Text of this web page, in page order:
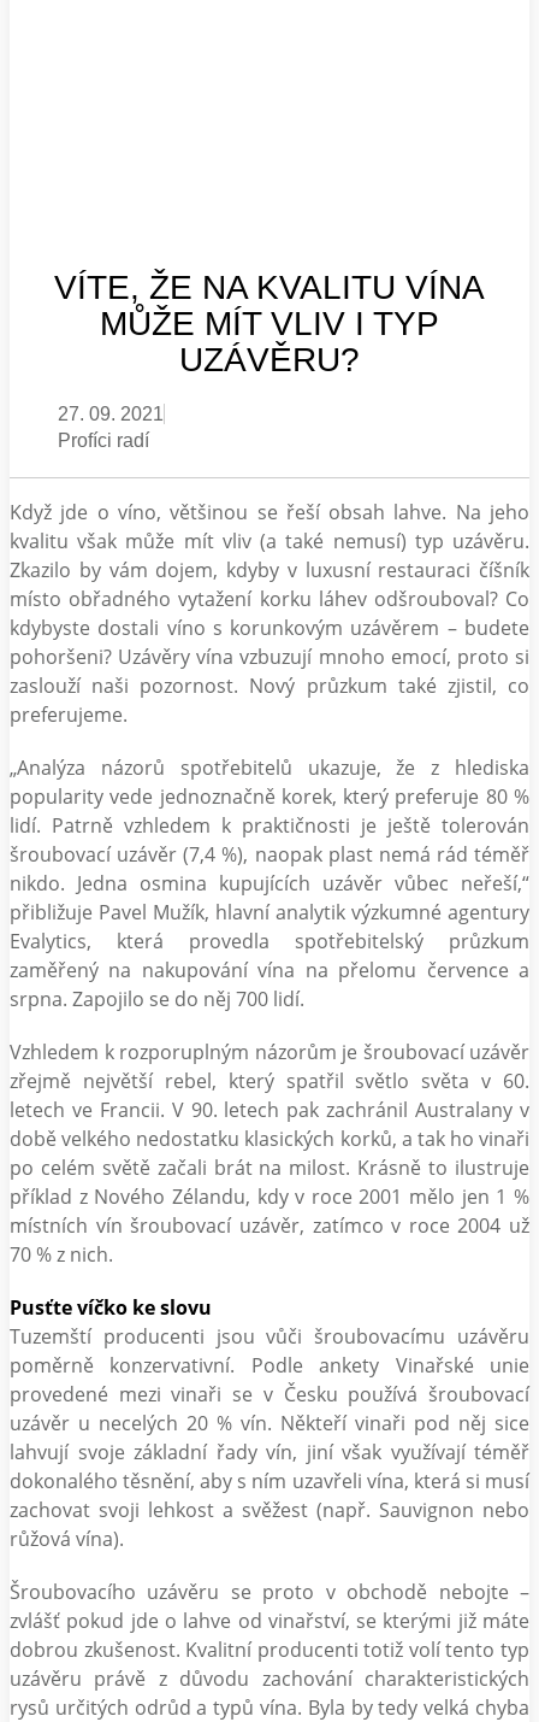
VÍTE, ŽE NA KVALITU VÍNA
MŮŽE MÍT VLIV I TYP
UZÁVĚRU?
27. 09. 2021
Profíci radí
Když jde o víno, většinou se řeší obsah lahve. Na jeho
kvalitu však může mít vliv (a také nemusí) typ uzávěru.
Zkazilo by vám dojem, kdyby v luxusní restauraci číšník
místo obřadného vytažení korku láhev odšrouboval? Co
kdybyste dostali víno s korunkovým uzávěrem – budete
pohoršeni? Uzávěry vína vzbuzují mnoho emocí, proto si
zaslouží naši pozornost. Nový průzkum také zjistil, co
preferujeme.
„Analýza názorů spotřebitelů ukazuje, že z hlediska
popularity vede jednoznačně korek, který preferuje 80 %
lidí. Patrně vzhledem k praktičnosti je ještě tolerován
šroubovací uzávěr (7,4 %), naopak plast nemá rád téměř
nikdo. Jedna osmina kupujících uzávěr vůbec neřeší,“
přibližuje Pavel Mužík, hlavní analytik výzkumné agentury
Evalytics, která provedla spotřebitelský průzkum
zaměřený na nakupování vína na přelomu července a
srpna. Zapojilo se do něj 700 lidí.
Vzhledem k rozporuplným názorům je šroubovací uzávěr
zřejmě největší rebel, který spatřil světlo světa v 60.
letech ve Francii. V 90. letech pak zachránil Australany v
době velkého nedostatku klasických korků, a tak ho vinaři
po celém světě začali brát na milost. Krásně to ilustruje
příklad z Nového Zélandu, kdy v roce 2001 mělo jen 1 %
místních vín šroubovací uzávěr, zatímco v roce 2004 už
70 % z nich.
Pusťte víčko ke slovu
Tuzemští producenti jsou vůči šroubovacímu uzávěru
poměrně konzervativní. Podle ankety Vinařské unie
provedené mezi vinaři se v Česku používá šroubovací
uzávěr u necelých 20 % vín. Někteří vinaři pod něj sice
lahvují svoje základní řady vín, jiní však využívají téměř
dokonalého těsnění, aby s ním uzavřeli vína, která si musí
zachovat svoji lehkost a svěžest (např. Sauvignon nebo
růžová vína).
Šroubovacího uzávěru se proto v obchodě nebojte –
zvlášť pokud jde o lahve od vinařství, se kterými již máte
dobrou zkušenost. Kvalitní producenti totiž volí tento typ
uzávěru právě z důvodu zachování charakteristických
rysů určitých odrůd a typů vína. Byla by tedy velká chyba